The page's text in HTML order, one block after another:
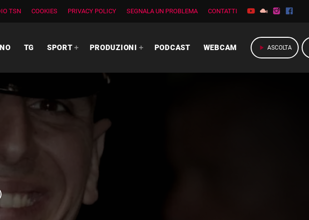
TSN COOKIES PRIVACY POLICY SEGNALA UN PROBLEMA CONTATTI
TG SPORT PRODUZIONI PODCAST WEBCAM play_arrow ASCOLTA